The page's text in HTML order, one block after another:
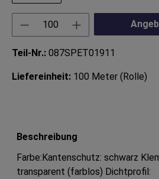
Produkt Anzahl: Gib den
Teil-Nr.: 087SPET01911
Liefereinheit: 100 Meter (Rolle)
Beschreibung
Farbe:Kantenschutz: schwarz
transparent (farblos) Dichtprofil: